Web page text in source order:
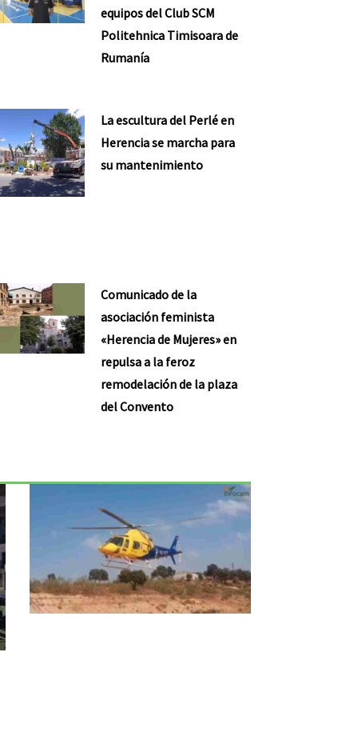
equipos del Club SCM
Politehnica Timisoara de
Rumanía
La escultura del Perlé en
Herencia se marcha para
su mantenimiento
Comunicado de la
asociación feminista
«Herencia de Mujeres» en
repulsa a la feroz
remodelación de la plaza
del Convento